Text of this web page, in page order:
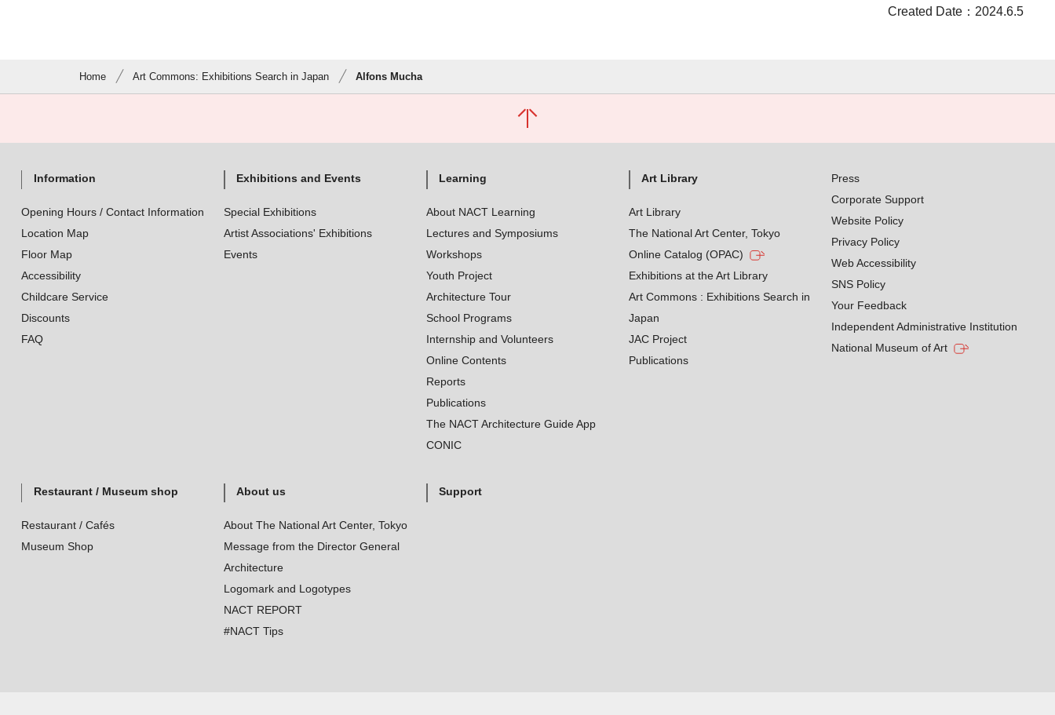
Created Date：2024.6.5
Home Art Commons: Exhibitions Search in Japan Alfons Mucha
Information
Opening Hours / Contact Information
Location Map
Floor Map
Accessibility
Childcare Service
Discounts
FAQ
Exhibitions and Events
Special Exhibitions
Artist Associations' Exhibitions
Events
Learning
About NACT Learning
Lectures and Symposiums
Workshops
Youth Project
Architecture Tour
School Programs
Internship and Volunteers
Online Contents
Reports
Publications
The NACT Architecture Guide App
CONIC
Art Library
Art Library
The National Art Center, Tokyo
Online Catalog (OPAC)
Exhibitions at the Art Library
Art Commons : Exhibitions Search in
Japan
JAC Project
Publications
Restaurant / Museum shop
Restaurant / Cafés
Museum Shop
About us
About The National Art Center, Tokyo
Message from the Director General
Architecture
Logomark and Logotypes
NACT REPORT
#NACT Tips
Support
Press
Corporate Support
Website Policy
Privacy Policy
Web Accessibility
SNS Policy
Your Feedback
Independent Administrative Institution
National Museum of Art